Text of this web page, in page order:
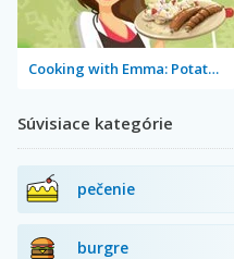
Cooking with Emma: Potato Salad Vegan
Súvisiace kategórie
pečenie
burgre